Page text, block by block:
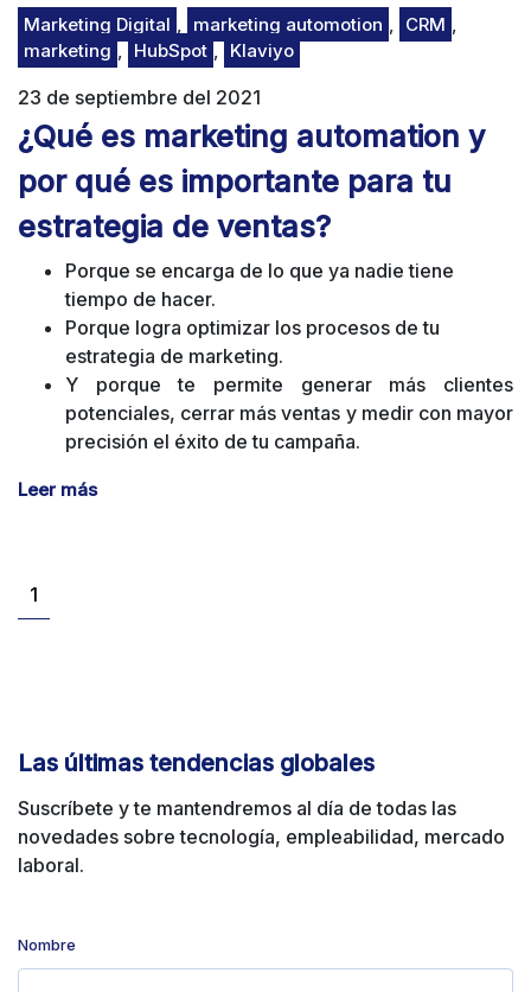
Marketing Digital , marketing automotion , CRM ,
marketing , HubSpot , Klaviyo
23 de septiembre del 2021
¿Qué es marketing automation y
por qué es importante para tu
estrategia de ventas?
Porque se encarga de lo que ya nadie tiene
tiempo de hacer.
Porque logra optimizar los procesos de tu
estrategia de marketing.
Y porque te permite generar más clientes
potenciales, cerrar más ventas y medir con mayor
precisión el éxito de tu campaña.
Leer más
1
Las últimas tendencias globales
Suscríbete y te mantendremos al día detodas las
novedades sobretecnología, empleabilidad, mercado
laboral.
Nombre